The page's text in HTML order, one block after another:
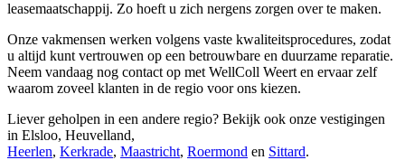
leasemaatschappij. Zo hoeft u zich nergens zorgen over te maken.
Onze vakmensen werken volgens vaste kwaliteitsprocedures, zodat
u altijd kunt vertrouwen op een betrouwbare en duurzame reparatie.
Neem vandaag nog contact op met WellColl Weert en ervaar zelf
waarom zoveel klanten in de regio voor ons kiezen.
Liever geholpen in een andere regio? Bekijk ook onze vestigingen
in Elsloo, Heuvelland,
Heerlen, Kerkrade, Maastricht, Roermond en Sittard.